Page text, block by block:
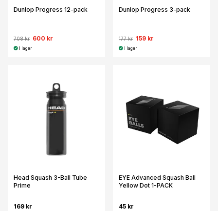
Dunlop Progress 12-pack
708 kr 600 kr
I lager
Dunlop Progress 3-pack
177 kr 159 kr
I lager
Head Squash 3-Ball Tube
Prime
169 kr
EYE Advanced Squash Ball
Yellow Dot 1-PACK
45 kr